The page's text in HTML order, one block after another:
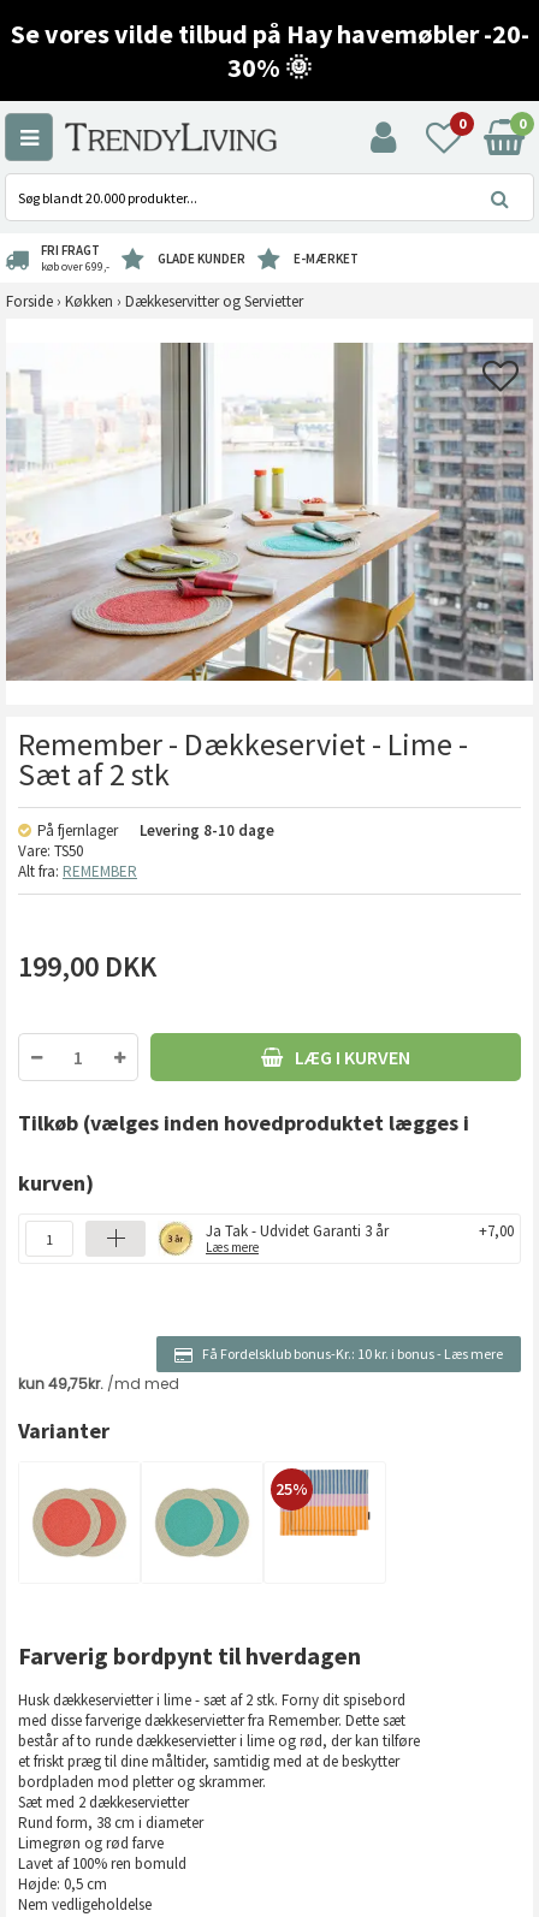
Se vores vilde tilbud på Hay havemøbler -20-
30% 🌞
0 0
FRI FRAGT
køb over 699,- GLADE KUNDER E-MÆRKET
Forside › Køkken › Dækkeservitter og Servietter
Remember - Dækkeserviet - Lime -
Sæt af 2 stk
På fjernlager Levering 8-10 dage
Vare: TS50
Alt fra: REMEMBER
199,00 DKK
LÆG I KURVEN
Tilkøb (vælges inden hovedproduktet lægges i
kurven)
Ja Tak - Udvidet Garanti 3 år
Læs mere
+7,00
Få Fordelsklub bonus-Kr.: 10 kr. i bonus- Læs mere
Varianter
25%
Farverig bordpynt til hverdagen
Husk dækkeservietter i lime - sæt af 2 stk. Forny dit spisebord
med disse farverige dækkeservietter fra Remember. Dette sæt
består af to runde dækkeservietter i lime og rød, der kan tilføre
et friskt præg til dine måltider, samtidig med at de beskytter
bordpladen mod pletter og skrammer.
Sæt med 2 dækkeservietter
Rund form, 38 cm i diameter
Limegrøn og rød farve
Lavet af 100% ren bomuld
Højde: 0,5 cm
Nem vedligeholdelse